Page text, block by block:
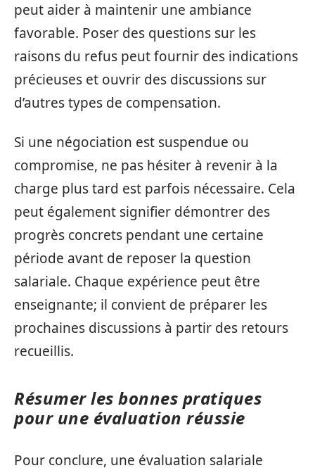
peut aider à maintenir une ambiance
favorable. Poser des questions sur les
raisons du refus peut fournir des indications
précieuses et ouvrir des discussions sur
d’autres types de compensation.
Si une négociation est suspendue ou
compromise, ne pas hésiter à revenir à la
charge plus tard est parfois nécessaire. Cela
peut également signifier démontrer des
progrès concrets pendant une certaine
période avant de reposer la question
salariale. Chaque expérience peut être
enseignante; il convient de préparer les
prochaines discussions à partir des retours
recueillis.
Résumer les bonnes pratiques
pour une évaluation réussie
Pour conclure, une évaluation salariale